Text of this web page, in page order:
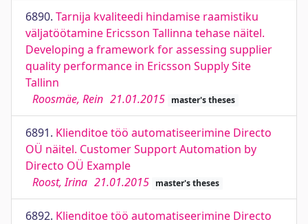
6890. Tarnija kvaliteedi hindamise raamistiku
väljatöötamine Ericsson Tallinna tehase näitel.
Developing a framework for assessing supplier
quality performance in Ericsson Supply Site
Tallinn
Roosmäe, Rein 21.01.2015 master's theses
6891. Klienditoe töö automatiseerimine Directo
OÜ näitel. Customer Support Automation by
Directo OÜ Example
Roost, Irina 21.01.2015 master's theses
6892. Klienditoe töö automatiseerimine Directo